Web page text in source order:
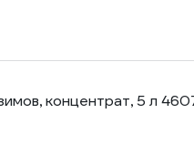
концентрат, 5 л